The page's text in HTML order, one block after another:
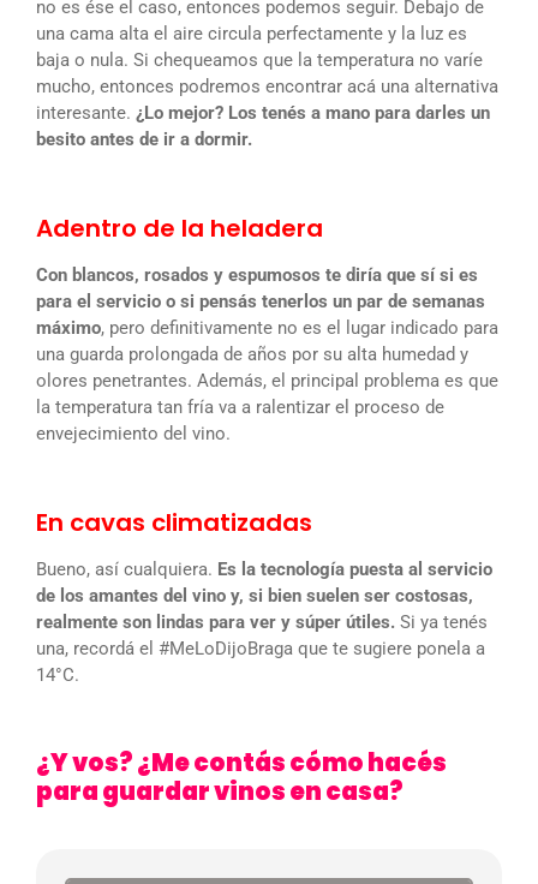
no es ése el caso, entonces podemos seguir. Debajo de
una cama alta el aire circula perfectamente y la luz es
baja o nula. Si chequeamos que la temperatura no varíe
mucho, entonces podremos encontrar acá una alternativa
interesante. ¿Lo mejor? Los tenés a mano para darles un
besito antes de ir a dormir.
Adentro de la heladera
Con blancos, rosados y espumosos te diría que sí si es
para el servicio o si pensás tenerlos un par de semanas
máximo, pero definitivamente no es el lugar indicado para
una guarda prolongada de años por su alta humedad y
olores penetrantes. Además, el principal problema es que
la temperatura tan fría va a ralentizar el proceso de
envejecimiento del vino.
En cavas climatizadas
Bueno, así cualquiera. Es la tecnología puesta al servicio
de los amantes del vino y, si bien suelen ser costosas,
realmente son lindas para ver y súper útiles. Si ya tenés
una, recordá el #MeLoDijoBraga que te sugiere ponela a
14°C.
¿Y vos? ¿Me contás cómo hacés
para guardar vinos en casa?